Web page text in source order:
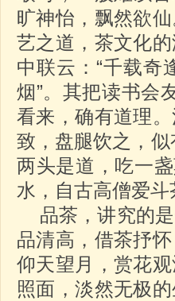
旷神怡，飘然欲
艺之道，茶文化
中联云：“千载奇
烟”。其把读书会
看来，确有道理
致，盘腿饮之，
两头是道，吃一
水，自古高僧爱
品茶，讲究的是
品清高，借茶抒
仰天望月，赏花
照面，淡然无极